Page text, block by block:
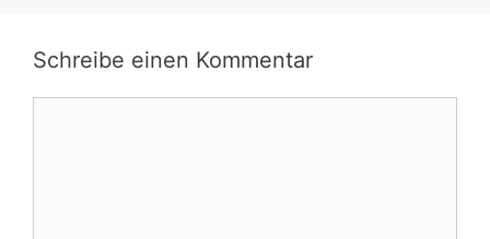
Schreibe einen Kommentar